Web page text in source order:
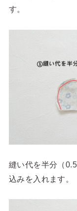
す。
縫い代を半分（
込みを入れます。